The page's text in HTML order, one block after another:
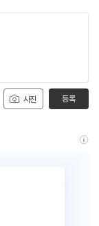
사진 등록